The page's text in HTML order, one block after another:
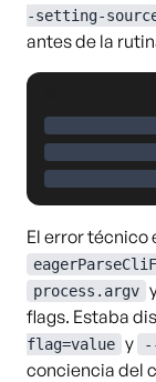
-setting-
antes de la
El error técnico
process.argv
flags. Estaba
flag=value y
conciencia del